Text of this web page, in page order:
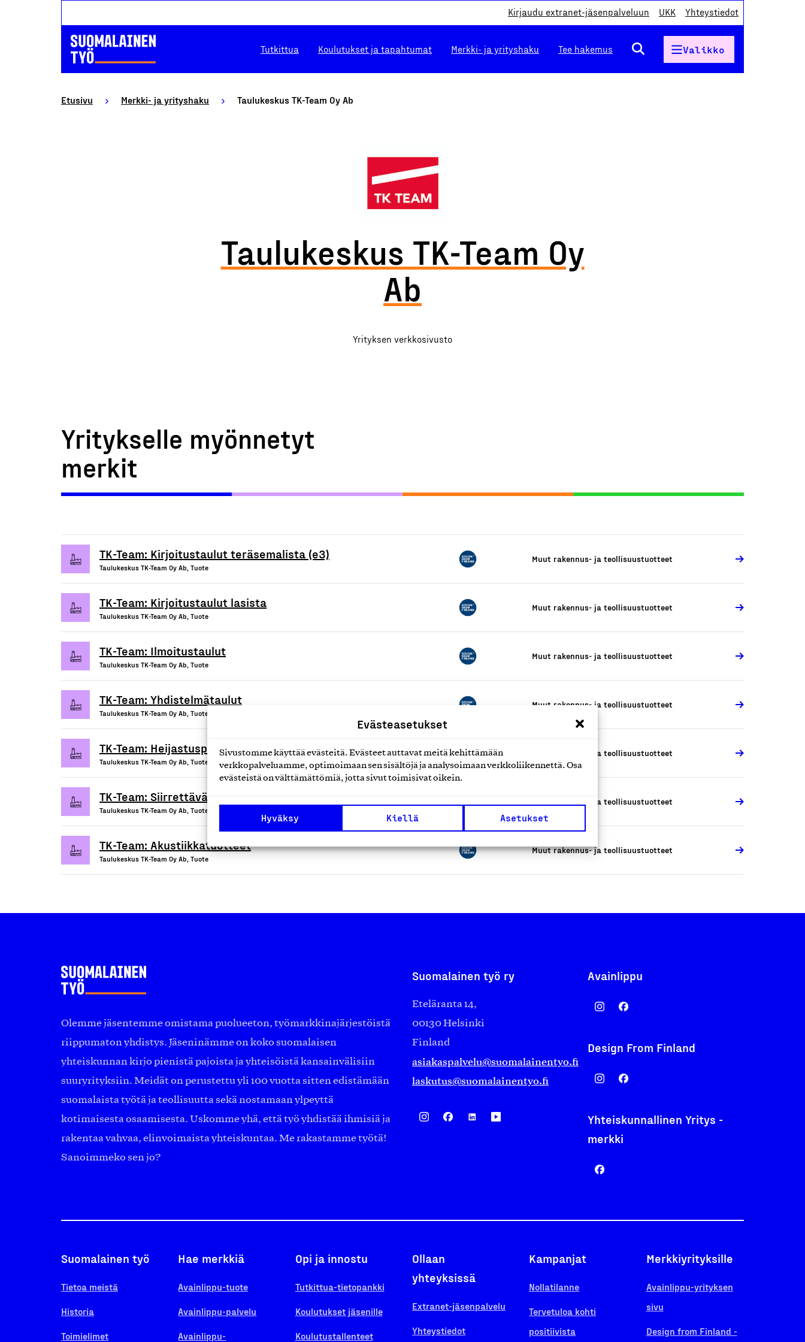
Evästeasetukset
Sivustomme käyttää evästeitä. Evästeet auttavat meitä kehittämään
verkkopalveluamme, optimoimaan sen sisältöjä ja analysoimaan verkkoliikennettä. Osa
evästeistä on välttämättömiä, jotta sivut toimisivat oikein.
Hyväksy Kiellä Asetukset
Kirjaudu extranet-jäsenpalveluun UKK Yhteystiedot
Tutkittua Koulutukset ja tapahtumat Merkki- ja yrityshaku Tee hakemus Valikko
Etusivu Merkki- ja yrityshaku Taulukeskus TK-Team Oy Ab
Taulukeskus TK-Team Oy
Ab
Yrityksen verkkosivusto
Yritykselle myönnetyt
merkit
TK-Team: Kirjoitustaulut teräsemalista (e3)
Taulukeskus TK-Team Oy Ab, Tuote
Muut rakennus- ja teollisuustuotteet
TK-Team: Kirjoitustaulut lasista
Taulukeskus TK-Team Oy Ab, Tuote
Muut rakennus- ja teollisuustuotteet
TK-Team: Ilmoitustaulut
Taulukeskus TK-Team Oy Ab, Tuote
Muut rakennus- ja teollisuustuotteet
TK-Team: Yhdistelmätaulut
Taulukeskus TK-Team Oy Ab, Tuote
Muut rakennus- ja teollisuustuotteet
TK-Team: Heijastuspinnat
Taulukeskus TK-Team Oy Ab, Tuote
Muut rakennus- ja teollisuustuotteet
TK-Team: Siirrettävät seinäkkeet ja taulut
Taulukeskus TK-Team Oy Ab, Tuote
Muut rakennus- ja teollisuustuotteet
TK-Team: Akustiikkatuotteet
Taulukeskus TK-Team Oy Ab, Tuote
Muut rakennus- ja teollisuustuotteet
Olemme jäsentemme omistama puolueeton, työmarkkinajärjestöistä
riippumaton yhdistys. Jäseninämme on koko suomalaisen
yhteiskunnan kirjo pienistä pajoista ja yhteisöistä kansainvälisiin
suuryrityksiin. Meidät on perustettu yli 100 vuotta sitten edistämään
suomalaista työtä ja teollisuutta sekä nostamaan ylpeyttä
kotimaisesta osaamisesta. Uskomme yhä, että työ yhdistää ihmisiä ja
rakentaa vahvaa, elinvoimaista yhteiskuntaa. Me rakastamme työtä!
Sanoimmeko sen jo?
Suomalainen työ ry
Eteläranta 14,
00130 Helsinki
Finland
asiakaspalvelu@suomalainentyo.fi
laskutus@suomalainentyo.fi
Avainlippu
Design From Finland
Yhteiskunnallinen Yritys -
merkki
Suomalainen työ
Tietoa meistä
Historia
Toimielimet
Hae merkkiä
Avainlippu-tuote
Avainlippu-palvelu
Avainlippu-
Opi ja innostu
Tutkittua-tietopankki
Koulutukset jäsenille
Koulutustallenteet
Ollaan
yhteyksissä
Extranet-jäsenpalvelu
Yhteystiedot
Kampanjat
Nollatilanne
Tervetuloa kohti
positiivista
Merkkiyrityksille
Avainlippu-yrityksen
sivu
Design from Finland -